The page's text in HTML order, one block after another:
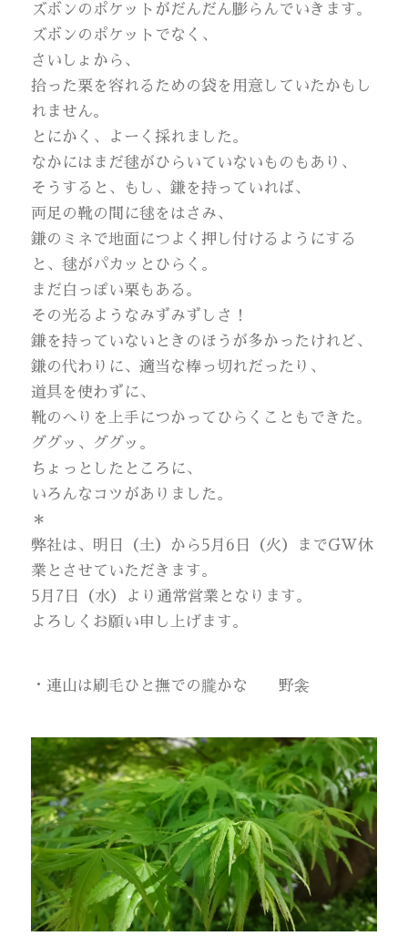
ズボンのポケットがだんだん膨らんでいきます。
ズボンのポケットでなく、
さいしょから、
拾った栗を容れるための袋を用意していたかもし
れません。
とにかく、よーく採れました。
なかにはまだ毬がひらいていないものもあり、
そうすると、もし、鎌を持っていれば、
両足の靴の間に毬をはさみ、
鎌のミネで地面につよく押し付けるようにする
と、毬がパカッとひらく。
まだ白っぽい栗もある。
その光るようなみずみずしさ！
鎌を持っていないときのほうが多かったけれど、
鎌の代わりに、適当な棒っ切れだったり、
道具を使わずに、
靴のへりを上手につかってひらくこともできた。
ググッ、ググッ。
ちょっとしたところに、
いろんなコツがありました。
＊
弊社は、明日（土）から5月6日（火）までGW休
業とさせていただきます。
5月7日（水）より通常営業となります。
よろしくお願い申し上げます。
・連山は刷毛ひと撫での朧かな 野衾